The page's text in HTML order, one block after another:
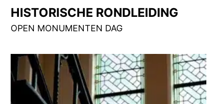
HISTORISCHE RONDLEIDING
OPEN MONUMENTEN DAG